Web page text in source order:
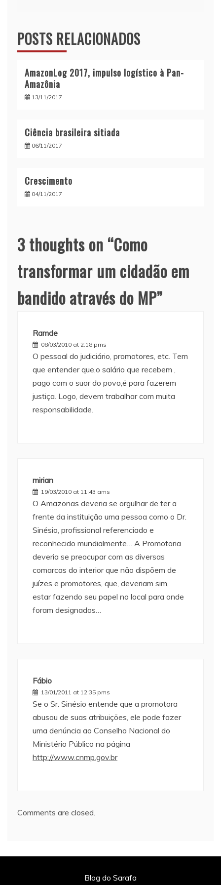
POSTS RELACIONADOS
AmazonLog 2017, impulso logístico à Pan-
Amazônia
13/11/2017
Ciência brasileira sitiada
06/11/2017
Crescimento
04/11/2017
3 thoughts on “Como
transformar um cidadão em
bandido através do MP”
Ramde
08/03/2010 at 2:18 pms
O pessoal do judiciário, promotores, etc. Tem
que entender que,o salário que recebem ,
pago com o suor do povo,é para fazerem
justiça. Logo, devem trabalhar com muita
responsabilidade.
mirian
19/03/2010 at 11:43 ams
O Amazonas deveria se orgulhar de ter a
frente da instituição uma pessoa como o Dr.
Sinésio, profissional referenciado e
reconhecido mundialmente… A Promotoria
deveria se preocupar com as diversas
comarcas do interior que não dispõem de
juízes e promotores, que, deveriam sim,
estar fazendo seu papel no local para onde
foram designados…
Fábio
13/01/2011 at 12:35 pms
Se o Sr. Sinésio entende que a promotora
abusou de suas atribuições, ele pode fazer
uma denúncia ao Conselho Nacional do
Ministério Público na página
http://www.cnmp.gov.br
Comments are closed.
Blog do Sarafa